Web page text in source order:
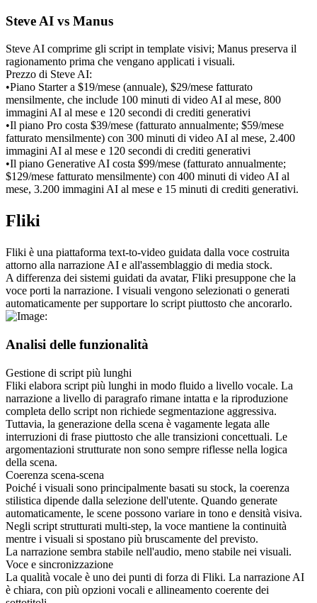
Steve AI vs Manus
Steve AI comprime gli script in template visivi; Manus preserva il
ragionamento prima che vengano applicati i visuali.
Prezzo di Steve AI:
•Piano Starter a $19/mese (annuale), $29/mese fatturato
mensilmente, che include 100 minuti di video AI al mese, 800
immagini AI al mese e 120 secondi di crediti generativi
•Il piano Pro costa $39/mese (fatturato annualmente; $59/mese
fatturato mensilmente) con 300 minuti di video AI al mese, 2.400
immagini AI al mese e 120 secondi di crediti generativi
•Il piano Generative AI costa $99/mese (fatturato annualmente;
$129/mese fatturato mensilmente) con 400 minuti di video AI al
mese, 3.200 immagini AI al mese e 15 minuti di crediti generativi.
Fliki
Fliki è una piattaforma text-to-video guidata dalla voce costruita
attorno alla narrazione AI e all'assemblaggio di media stock.
A differenza dei sistemi guidati da avatar, Fliki presuppone che la
voce porti la narrazione. I visuali vengono selezionati o generati
automaticamente per supportare lo script piuttosto che ancorarlo.
Analisi delle funzionalità
Gestione di script più lunghi
Fliki elabora script più lunghi in modo fluido a livello vocale. La
narrazione a livello di paragrafo rimane intatta e la riproduzione
completa dello script non richiede segmentazione aggressiva.
Tuttavia, la generazione della scena è vagamente legata alle
interruzioni di frase piuttosto che alle transizioni concettuali. Le
argomentazioni strutturate non sono sempre riflesse nella logica
della scena.
Coerenza scena-scena
Poiché i visuali sono principalmente basati su stock, la coerenza
stilistica dipende dalla selezione dell'utente. Quando generate
automaticamente, le scene possono variare in tono e densità visiva.
Negli script strutturati multi-step, la voce mantiene la continuità
mentre i visuali si spostano più bruscamente del previsto.
La narrazione sembra stabile nell'audio, meno stabile nei visuali.
Voce e sincronizzazione
La qualità vocale è uno dei punti di forza di Fliki. La narrazione AI
è chiara, con più opzioni vocali e allineamento coerente dei